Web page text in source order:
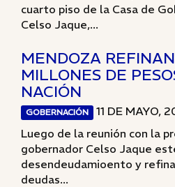
cuarto piso de la Casa de
Celso Jaque,...
MENDOZA
MILLONES DE
NACIÓN
GOBERNACIÓN
11 DE MAYO,
Luego de la reunión con la
gobernador Celso Jaque
desendeudamioento y
deudas...